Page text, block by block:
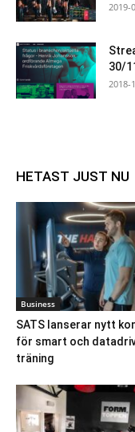
2019-
30/
2018-
HETAST JUST NU
Business
SATS lanserar nytt
för smart och
träning